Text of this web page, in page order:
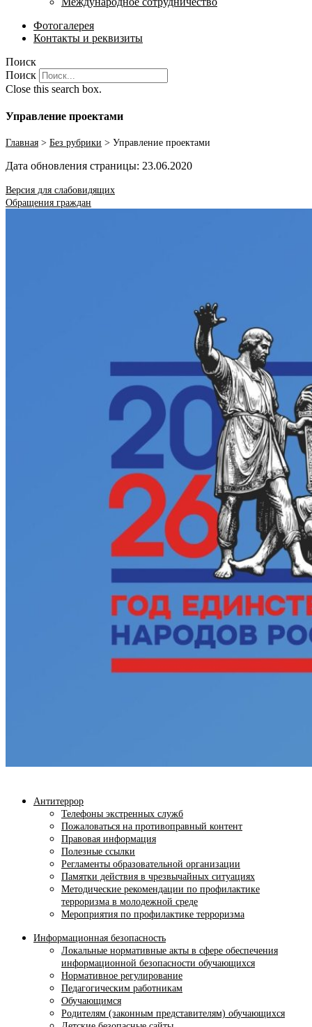
Фотогалерея
Контакты и реквизиты
Поиск
Поиск
Close this search box.
Управление проектами
Главная > Без рубрики > Управление проектами
Дата обновления страницы: 23.06.2020
Версия для слабовидящих
Обращения граждан
Антитеррор
Телефоны экстренных служб
Пожаловаться на противоправный контент
Правовая информация
Полезные ссылки
Регламенты образовательной организации
Памятки действия в чрезвычайных ситуациях
Методические рекомендации по профилактике
терроризма в молодежной среде
Мероприятия по профилактике терроризма
Информационная безопасность
Локальные нормативные акты в сфере обеспечения
информационной безопасности обучающихся
Нормативное регулирование
Педагогическим работникам
Обучающимся
Родителям (законным представителям) обучающихся